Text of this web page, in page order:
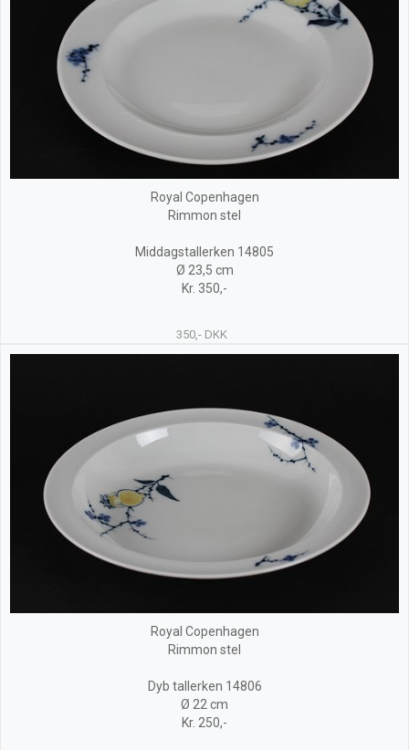
Royal Copenhagen
Rimmon stel
Middagstallerken 14805
Ø 23,5 cm
Kr. 350,-
350,- DKK
Royal Copenhagen
Rimmon stel
Dyb tallerken 14806
Ø 22 cm
Kr. 250,-